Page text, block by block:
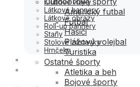
Klubové vlajky
Látkové bannery
Látkové obrazy
Roll-up bannery
Stany
Stolové zástavky
Hrnčeky
Galéria
Americký futbal
Futbal
Hasiči
Plážový volejbal
Turistika
Ostatné športy
Atletika a beh
Bojové športy